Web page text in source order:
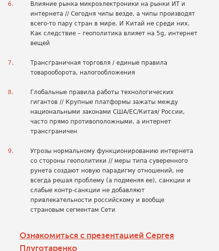
Влияние рынка микроэлектроники на рынки ИТ и
интернета // Сегодня чипы везде, а чипы производят
всего-то пару стран в мире. И Китай не среди них.
Как следствие – геополитика влияет на 5g, интернет
вещей
Трансграничная торговля / единые правила
товарооборота, налогообложения
Глобальные правила работы технологических
гигантов // Крупные платформы зажаты между
национальными законами США/ЕС/Китая/ России,
часто прямо противоположными, а интернет
трансграничен
Угрозы нормальному функционированию интернета
со стороны геополитики // меры типа суверенного
рунета создают новую парадигму отношений, не
всегда решая проблему (а подменяя ее), санкции и
слабые контр-санкции не добавляют
привлекательности российскому и вообще
страновым сегментам Сети
Ознакомиться с презентацией Сергея
Плуготаренко